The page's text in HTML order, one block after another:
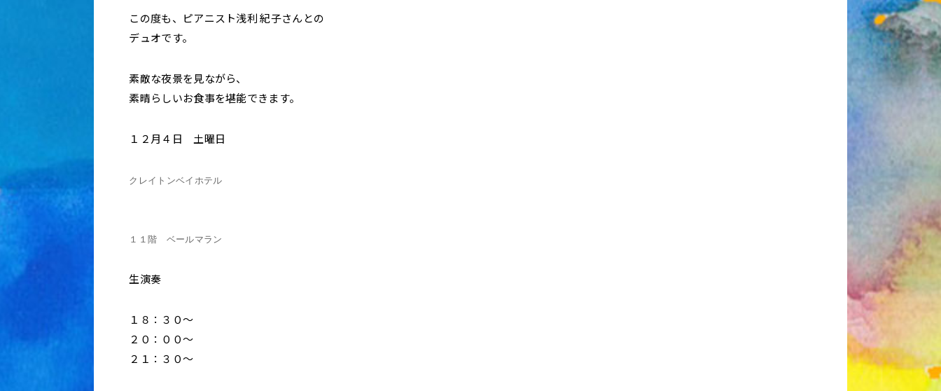
この度も、ピアニスト浅利 紀子さんとの
デュオです。
素敵な夜景を見ながら、
素晴らしいお食事を堪能できます。
１２月４日 土曜日
クレイトンベイホテル
１１階 ベールマラン
生演奏
１８：３０〜
２０：００〜
２１：３０〜